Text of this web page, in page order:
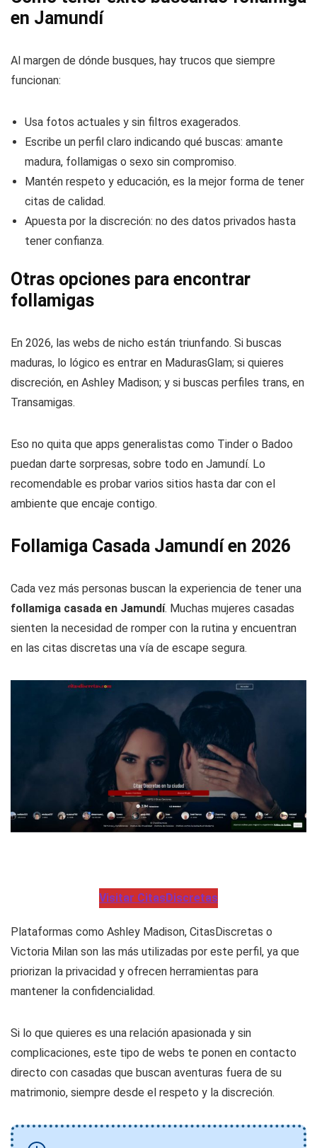
en Jamundí
Al margen de dónde busques, hay trucos que siempre
funcionan:
Usa fotos actuales y sin filtros exagerados.
Escribe un perfil claro indicando qué buscas: amante
madura, follamigas o sexo sin compromiso.
Mantén respeto y educación, es la mejor forma de tener
citas de calidad.
Apuesta por la discreción: no des datos privados hasta
tener confianza.
Otras opciones para encontrar
follamigas
En 2026, las webs de nicho están triunfando. Si buscas
maduras, lo lógico es entrar en MadurasGlam; si quieres
discreción, en Ashley Madison; y si buscas perfiles trans, en
Transamigas.
Eso no quita que apps generalistas como Tinder o Badoo
puedan darte sorpresas, sobre todo en Jamundí. Lo
recomendable es probar varios sitios hasta dar con el
ambiente que encaje contigo.
Follamiga Casada Jamundí en 2026
Cada vez más personas buscan la experiencia de tener una
follamiga casada en Jamundí. Muchas mujeres casadas
sienten la necesidad de romper con la rutina y encuentran
en las citas discretas una vía de escape segura.
Visitar CitasDiscretas
Plataformas como Ashley Madison, CitasDiscretas o
Victoria Milan son las más utilizadas por este perfil, ya que
priorizan la privacidad y ofrecen herramientas para
mantener la confidencialidad.
Si lo que quieres es una relación apasionada y sin
complicaciones, este tipo de webs te ponen en contacto
directo con casadas que buscan aventuras fuera de su
matrimonio, siempre desde el respeto y la discreción.